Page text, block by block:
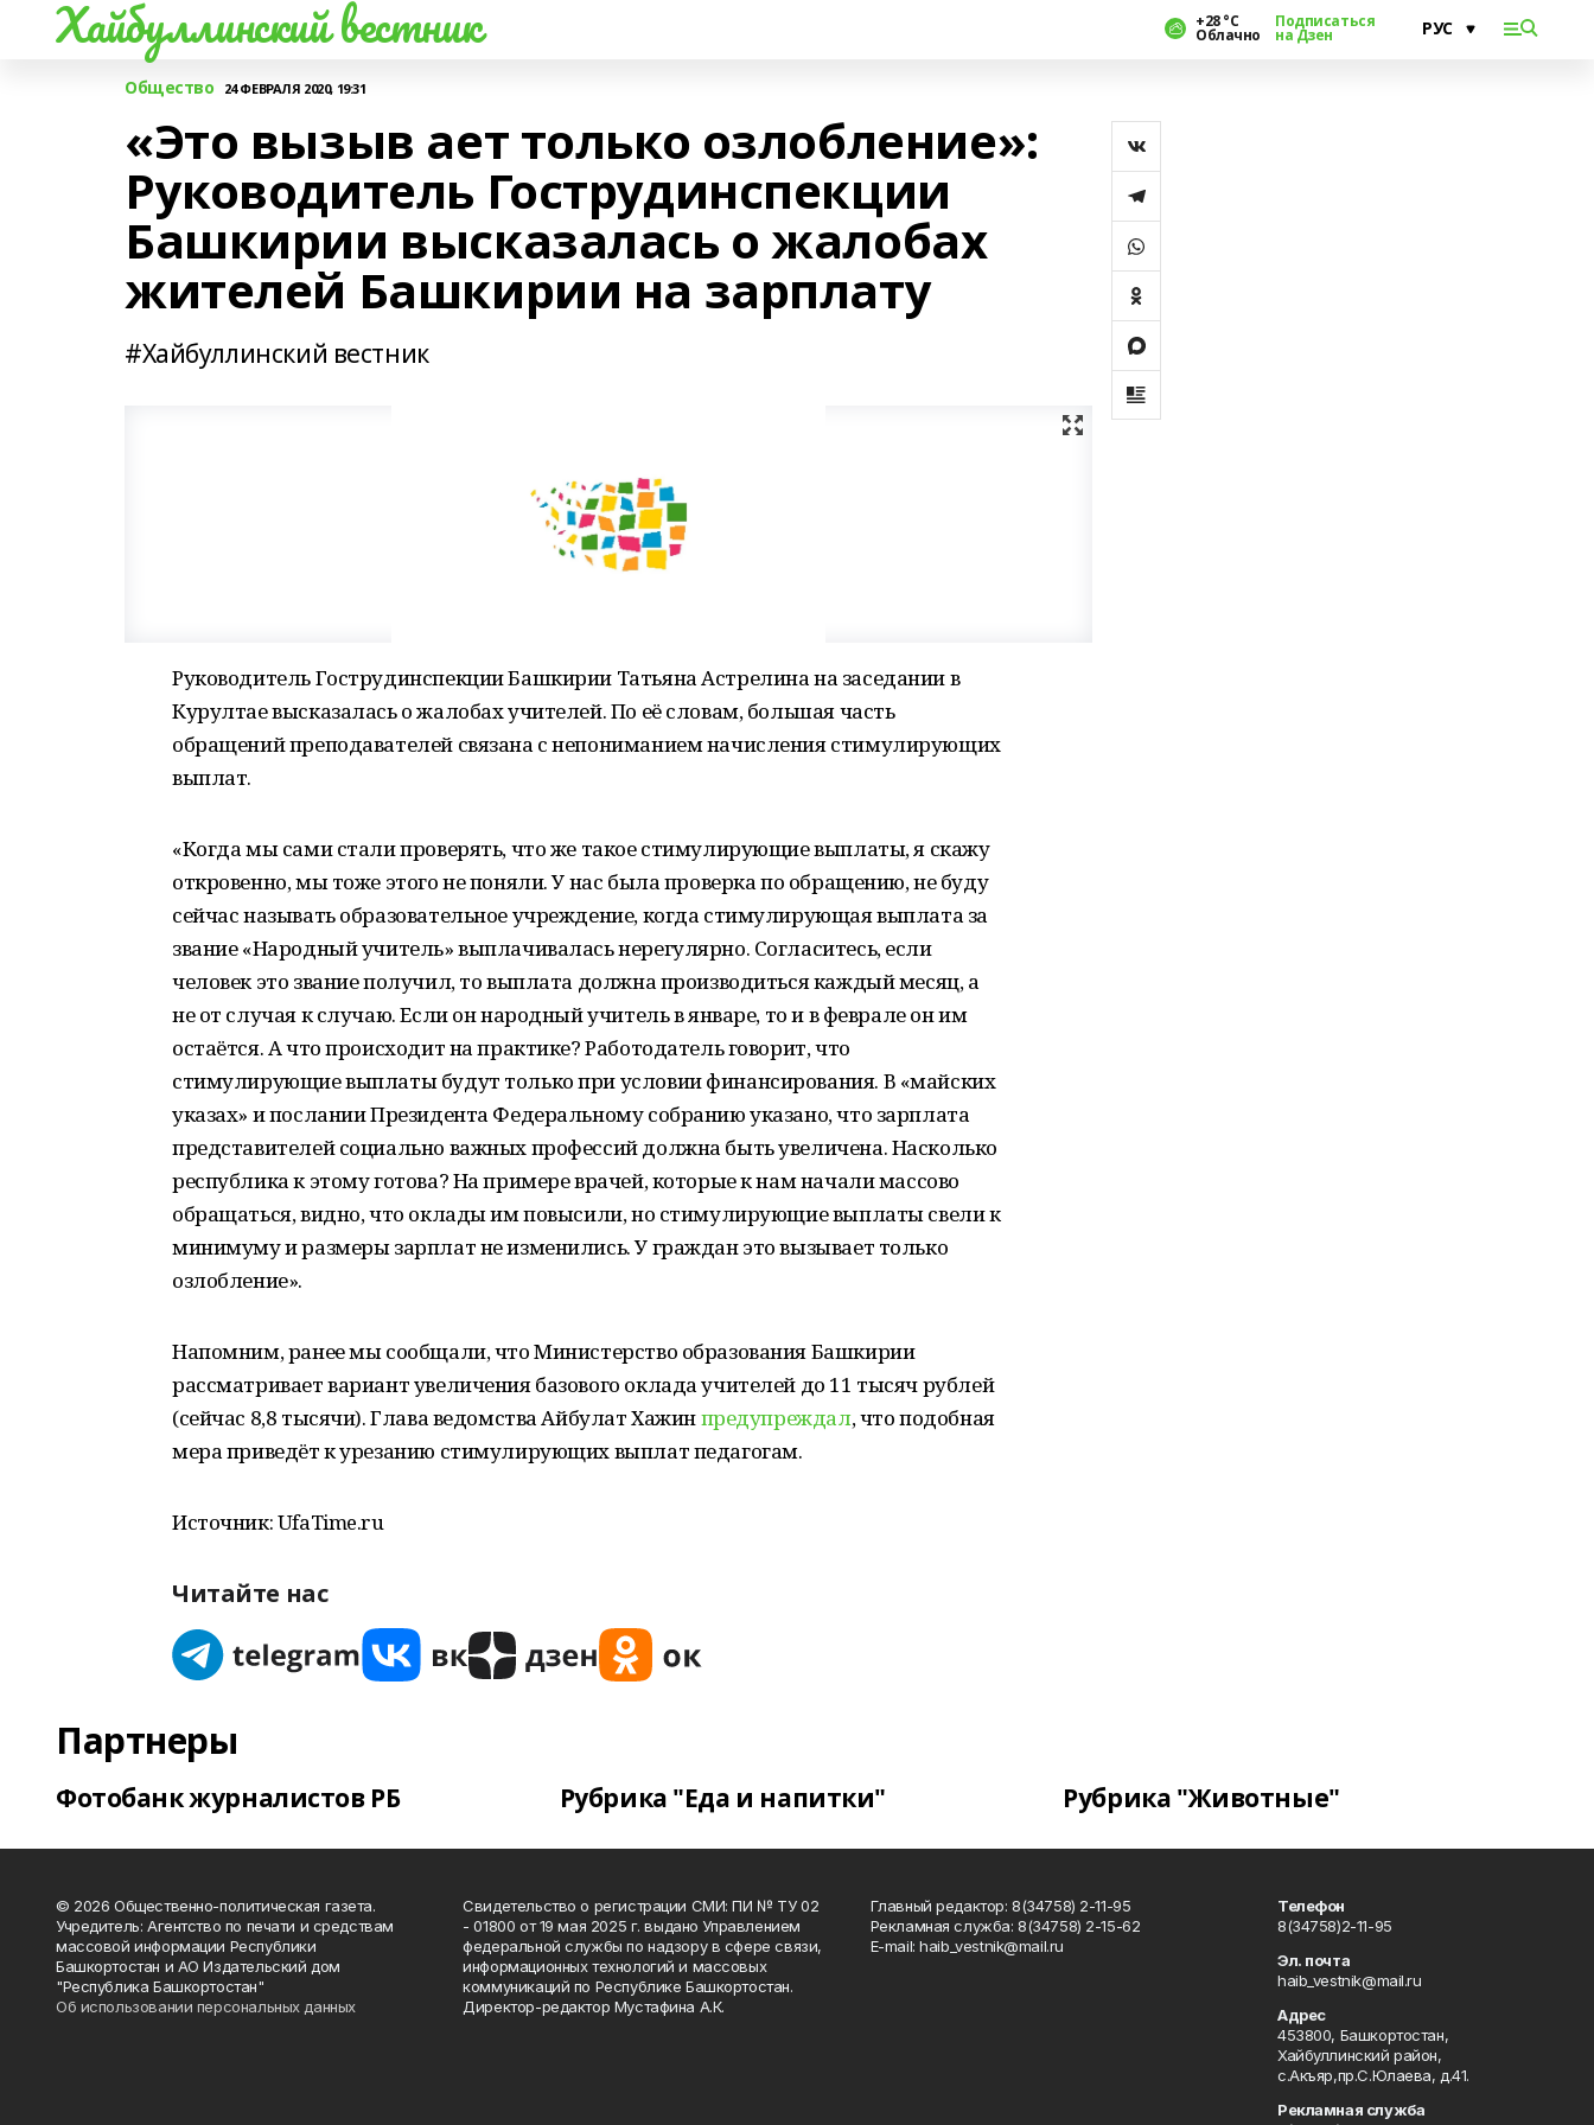
Хайбуллинский вестник +28 °С
Облачно
Подписаться
на Дзен
Общество 24 ФЕВРАЛЯ 2020, 19:31
«Это вызыв ает только озлобление»:
Руководитель Гострудинспекции
Башкирии высказалась о жалобах
жителей Башкирии на зарплату
#Хайбуллинский вестник
Руководитель Гострудинспекции Башкирии Татьяна Астрелина на заседании в
Курултае высказалась о жалобах учителей. По её словам, большая часть
обращений преподавателей связана с непониманием начисления стимулирующих
выплат.
«Когда мы сами стали проверять, что же такое стимулирующие выплаты, я скажу
откровенно, мы тоже этого не поняли. У нас была проверка по обращению, не буду
сейчас называть образовательное учреждение, когда стимулирующая выплата за
звание «Народный учитель» выплачивалась нерегулярно. Согласитесь, если
человек это звание получил, то выплата должна производиться каждый месяц, а
не от случая к случаю. Если он народный учитель в январе, то и в феврале он им
остаётся. А что происходит на практике? Работодатель говорит, что
стимулирующие выплаты будут только при условии финансирования. В «майских
указах» и послании Президента Федеральному собранию указано, что зарплата
представителей социально важных профессий должна быть увеличена. Насколько
республика к этому готова? На примере врачей, которые к нам начали массово
обращаться, видно, что оклады им повысили, но стимулирующие выплаты свели к
минимуму и размеры зарплат не изменились. У граждан это вызывает только
озлобление».
Напомним, ранее мы сообщали, что Министерство образования Башкирии
рассматривает вариант увеличения базового оклада учителей до 11 тысяч рублей
(сейчас 8,8 тысячи). Глава ведомства Айбулат Хажинпредупреждал, что подобная
мера приведёт к урезанию стимулирующих выплат педагогам.
Источник: UfaTime.ru
Читайте нас
Партнеры
Фотобанк журналистов РБ Рубрика "Еда и напитки" Рубрика "Животные"
© 2026 Общественно-политическая газета.
Учредитель: Агентство по печати и средствам
массовой информации Республики
Башкортостан и АО Издательский дом
"Республика Башкортостан"
Об использовании персональных данных
Свидетельство о регистрации СМИ: ПИ № ТУ 02
- 01800 от 19 мая 2025 г. выдано Управлением
федеральной службы по надзору в сфере связи,
информационных технологий и массовых
коммуникаций по Республике Башкортостан.
Директор-редактор Мустафина А.К.
Главный редактор: 8(34758) 2-11-95
Рекламная служба: 8(34758) 2-15-62
Е-mаil: haib_vestnik@mail.ru
Телефон
8(34758)2-11-95
Эл. почта
haib_vestnik@mail.ru
Адрес
453800, Башкортостан,
Хайбуллинский район,
с.Акъяр,пр.С.Юлаева, д.41.
Рекламная служба